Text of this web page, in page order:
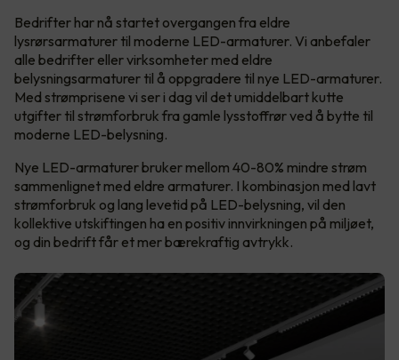
Bedrifter har nå startet overgangen fra eldre
lysrørsarmaturer til moderne LED-armaturer. Vi anbefaler
alle bedrifter eller virksomheter med eldre
belysningsarmaturer til å oppgradere til nye LED-armaturer.
Med strømprisene vi ser i dag vil det umiddelbart kutte
utgifter til strømforbruk fra gamle lysstoffrør ved å bytte til
moderne LED-belysning.
Nye LED-armaturer bruker mellom 40-80% mindre strøm
sammenlignet med eldre armaturer. I kombinasjon med lavt
strømforbruk og lang levetid på LED-belysning, vil den
kollektive utskiftingen ha en positiv innvirkningen på miljøet,
og din bedrift får et mer bærekraftig avtrykk.